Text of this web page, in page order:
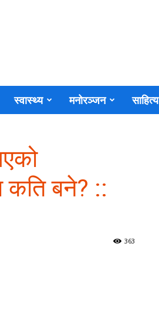
स्वास्थ्य मनोरञ्जन साहित्य
कति बने? ::
363